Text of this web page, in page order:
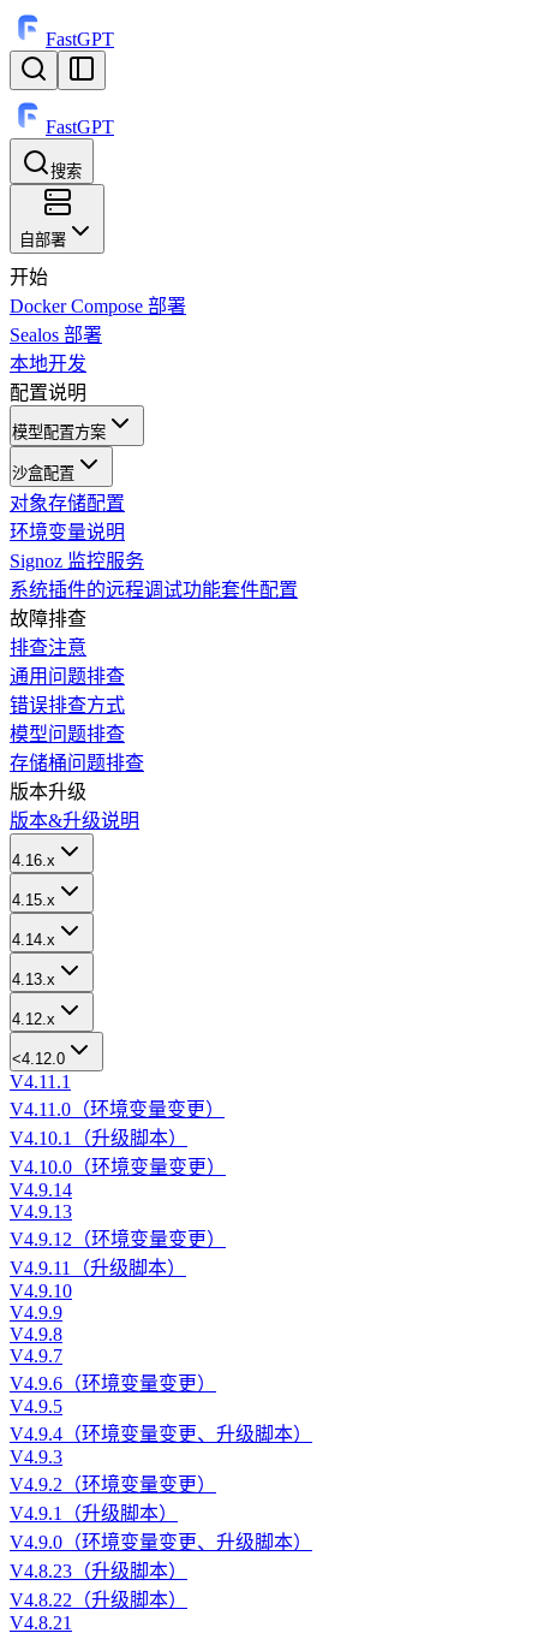
FastGPT
FastGPT
搜索
⌘K
自部署
开始
Docker Compose 部署
Sealos 部署
本地开发
配置说明
模型配置方案
沙盒配置
对象存储配置
环境变量说明
Signoz 监控服务
系统插件的远程调试功能套件配置
故障排查
排查注意
通用问题排查
错误排查方式
模型问题排查
存储桶问题排查
版本升级
版本&升级说明
4.16.x
4.15.x
4.14.x
4.13.x
4.12.x
<4.12.0
V4.11.1
V4.11.0（环境变量变更）
V4.10.1（升级脚本）
V4.10.0（环境变量变更）
V4.9.14
V4.9.13
V4.9.12（环境变量变更）
V4.9.11（升级脚本）
V4.9.10
V4.9.9
V4.9.8
V4.9.7
V4.9.6（环境变量变更）
V4.9.5
V4.9.4（环境变量变更、升级脚本）
V4.9.3
V4.9.2（环境变量变更）
V4.9.1（升级脚本）
V4.9.0（环境变量变更、升级脚本）
V4.8.23（升级脚本）
V4.8.22（升级脚本）
V4.8.21